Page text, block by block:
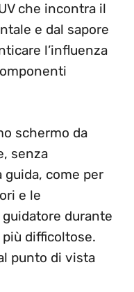
che incontra il
e dal sapore
l’influenza
schermo da
senza
come per
e le
durante
difficoltose.
punto di vista